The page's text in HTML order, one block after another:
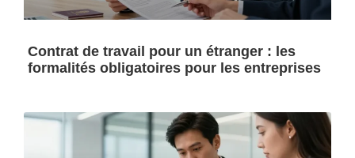
Contrat de travail pour un étranger : les
formalités obligatoires pour les entreprises